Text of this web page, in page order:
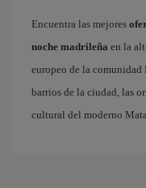
Encuentra las mejores
noche madrileña en la
europeo de la
barrios de la ciudad, las
cultural del moderno